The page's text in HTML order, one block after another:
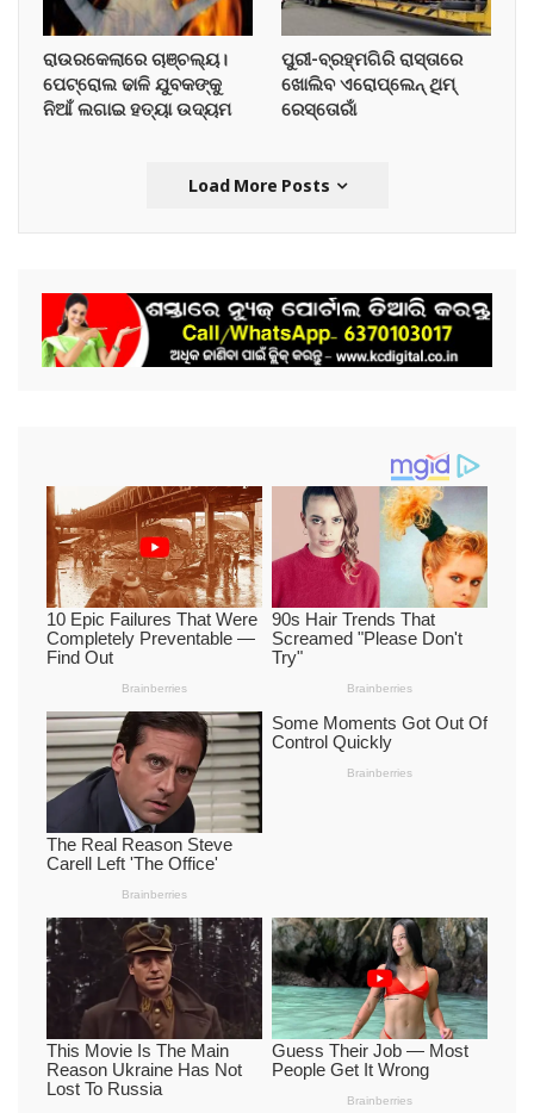
ରାଉରକେଲାରେ ଚାଞ୍ଚଲ୍ୟ।
ପେଟ୍ରୋଲ ଢାଳି ଯୁବକଙ୍କୁ
ନିଆଁ ଲଗାଇ ହତ୍ୟା ଉଦ୍ୟମ
ପୁରୀ-ବ୍ରହ୍ମଗିରି ରାସ୍ତାରେ
ଖୋଲିବ ଏରୋପ୍ଲେନ୍‌ ଥିମ୍‌
ରେସ୍ତୋରାଁ
Load More Posts